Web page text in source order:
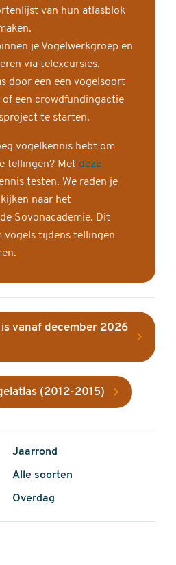
van hun atlasblok
je Vogelwerkgroep en
via telexcursies.
door een een vogelsoort
of een crowdfundingactie
te starten.
vogelkennis hebt om
tellingen? Met deze
testen. We raden je
naar het
Sovonacademie. Dit
vogels tijdens tellingen
vanaf december 2026
(2012-2015)
Jaarrond
Alle soorten
Overdag